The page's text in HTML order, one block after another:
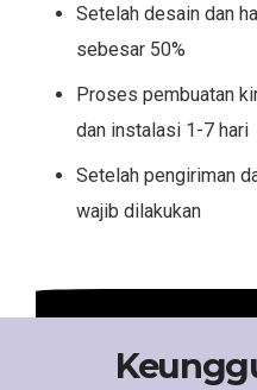
Setelah desain dan
sebesar 50%
Proses pembuatan
dan instalasi 1-7 hari
Setelah pengiriman
wajib dilakukan